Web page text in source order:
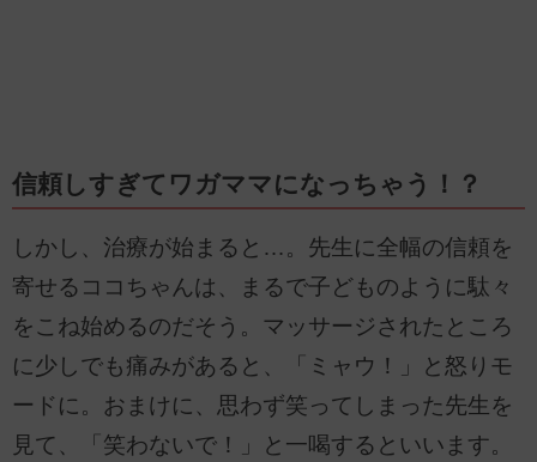
信頼しすぎてワガママになっちゃう！？
しかし、治療が始まると…。先生に全幅の信頼を
寄せるココちゃんは、まるで子どものように駄々
をこね始めるのだそう。マッサージされたところ
に少しでも痛みがあると、「ミャウ！」と怒りモ
ードに。おまけに、思わず笑ってしまった先生を
見て、「笑わないで！」と一喝するといいます。